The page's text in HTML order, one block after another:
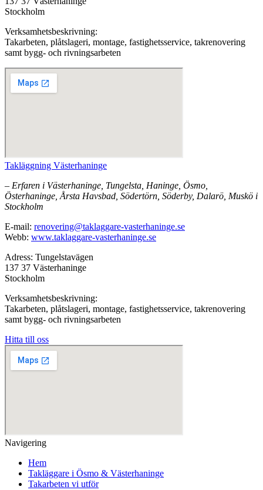
Stockholm
Verksamhetsbeskrivning:
Takarbeten, plåtslageri, montage, fastighetsservice, takrenovering
samt bygg- och rivningsarbeten
Takläggning Västerhaninge
– Erfaren i Västerhaninge, Tungelsta, Haninge, Ösmo,
Österhaninge, Årsta Havsbad, Södertörn, Söderby, Dalarö, Muskö i
Stockholm
E-mail: renovering@taklaggare-vasterhaninge.se
Webb: www.taklaggare-vasterhaninge.se
Adress: Tungelstavägen
137 37 Västerhaninge
Stockholm
Verksamhetsbeskrivning:
Takarbeten, plåtslageri, montage, fastighetsservice, takrenovering
samt bygg- och rivningsarbeten
Hitta till oss
Navigering
Hem
Takläggare i Ösmo & Västerhaninge
Takarbeten vi utför